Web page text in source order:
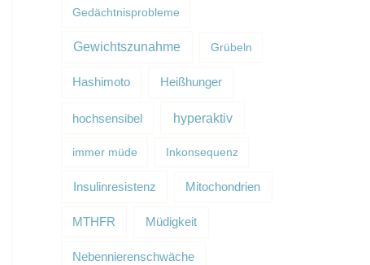
Gedächtnisprobleme
Gewichtszunahme Grübeln
Hashimoto Heißhunger
hochsensibel hyperaktiv
immer müde Inkonsequenz
Insulinresistenz Mitochondrien
MTHFR Müdigkeit
Nebennierenschwäche